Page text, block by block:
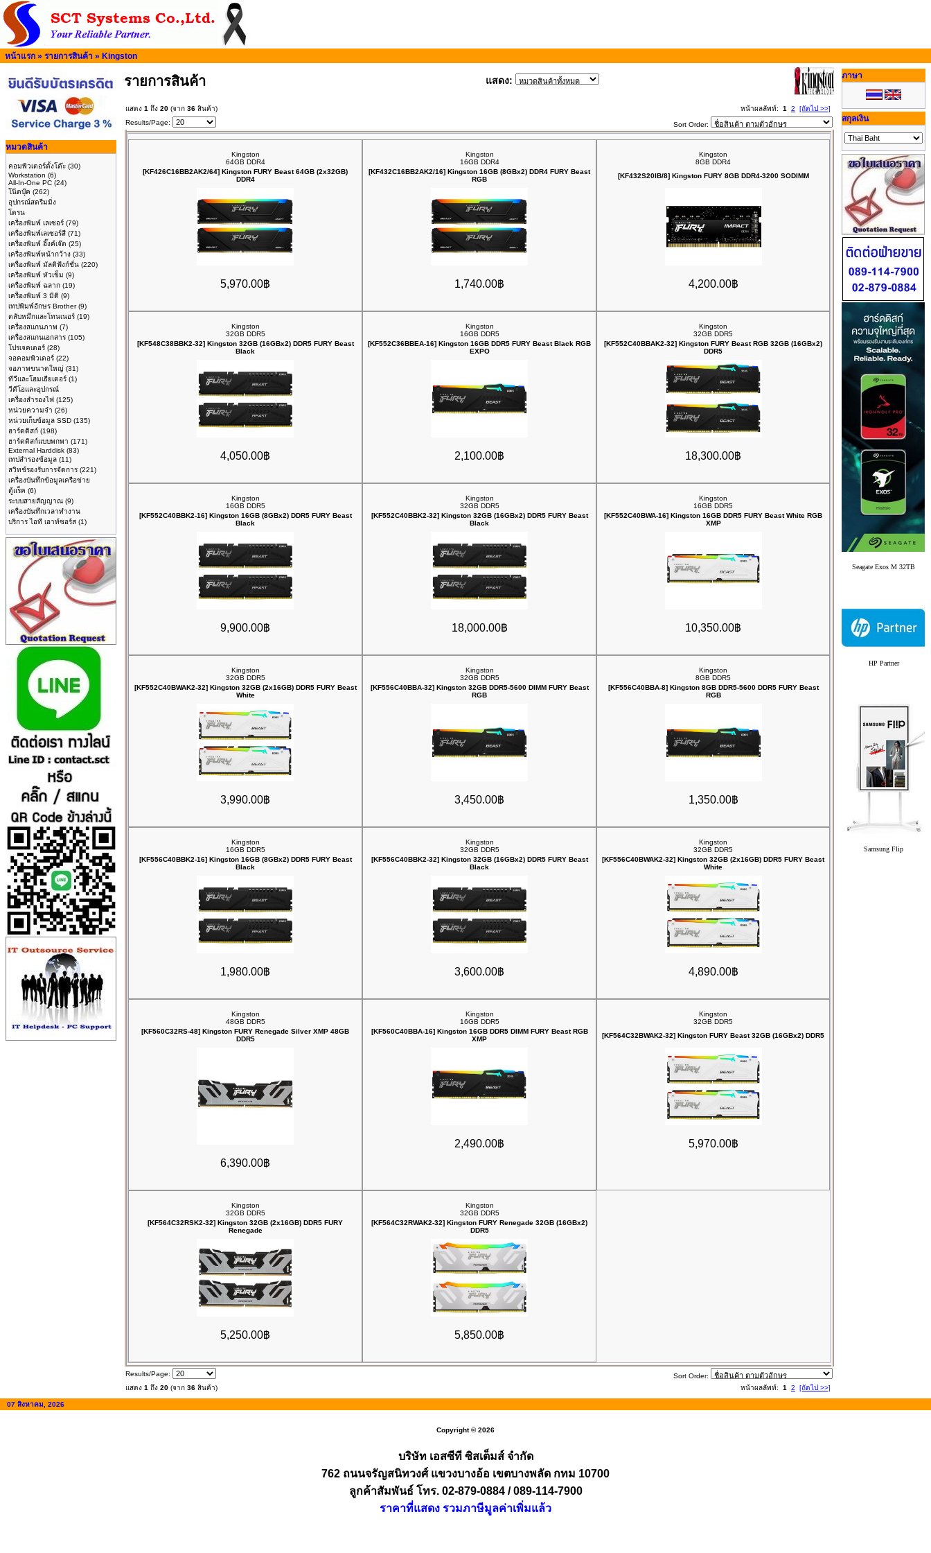
หน้าแรก » รายการสินค้า » Kingston
หมวดสินค้า
คอมพิวเตอร์ตั้งโต๊ะ (30)
Workstation (6)
All-In-One PC (24)
โน๊ตบุ๊ค (262)
อุปกรณ์สตรีมมิ่ง
โดรน
เครื่องพิมพ์ เลเซอร์ (79)
เครื่องพิมพ์เลเซอร์สี (71)
เครื่องพิมพ์ อิ๊งค์เจ๊ต (25)
เครื่องพิมพ์หน้ากว้าง (33)
เครื่องพิมพ์ มัลติฟังก์ชั่น (220)
เครื่องพิมพ์ หัวเข็ม (9)
เครื่องพิมพ์ ฉลาก (19)
เครื่องพิมพ์ 3 มิติ (9)
เทปพิมพ์อักษร Brother(9)
ตลับหมึกและโทนเนอร์ (19)
เครื่องสแกนภาพ (7)
เครื่องสแกนเอกสาร (105)
โปรเจคเตอร์ (28)
จอคอมพิวเตอร์ (22)
จอภาพขนาดใหญ่ (31)
ทีวีและโฮมเธียเตอร์ (1)
วีดีโอและอุปกรณ์
เครื่องสำรองไฟ (125)
หน่วยความจำ (26)
หน่วยเก็บข้อมูล SSD (135)
ฮาร์ดดิสก์ (198)
ฮาร์ดดิสก์แบบพกพา (171)
External Harddisk (83)
เทปสำรองข้อมูล (11)
สวิทช์รองรับการจัดการ (221)
เครื่องบันทึกข้อมูลเครือข่าย
ตู้แร็ค (6)
ระบบสายสัญญาณ (9)
เครื่องบันทึกเวลาทำงาน
บริการ ไอที เอาท์ซอร์ส (1)
รายการสินค้า แสดง:
แสดง 1 ถึง 20 (จาก 36 สินค้า) หน้าผลลัพท์: 1 2
[ถัดไป >>]
Results/Page:
Sort Order:
Kingston
64GB DDR4
[KF426C16BB2AK2/64] Kingston FURY Beast 64GB (2x32GB)
DDR4
5,970.00฿
Kingston
16GB DDR4
[KF432C16BB2AK2/16] Kingston 16GB (8GBx2) DDR4 FURY Beast
RGB
1,740.00฿
Kingston
8GB DDR4
[KF432S20IB/8] Kingston FURY 8GB DDR4-3200 SODIMM
4,200.00฿
Kingston
32GB DDR5
[KF548C38BBK2-32] Kingston 32GB (16GBx2) DDR5 FURY Beast
Black
4,050.00฿
Kingston
16GB DDR5
[KF552C36BBEA-16] Kingston 16GB DDR5 FURY Beast Black RGB
EXPO
2,100.00฿
Kingston
32GB DDR5
[KF552C40BBAK2-32] Kingston FURY Beast RGB 32GB (16GBx2)
DDR5
18,300.00฿
Kingston
16GB DDR5
[KF552C40BBK2-16] Kingston 16GB (8GBx2) DDR5 FURY Beast
Black
9,900.00฿
Kingston
32GB DDR5
[KF552C40BBK2-32] Kingston 32GB (16GBx2) DDR5 FURY Beast
Black
18,000.00฿
Kingston
16GB DDR5
[KF552C40BWA-16] Kingston 16GB DDR5 FURY Beast White RGB
XMP
10,350.00฿
Kingston
32GB DDR5
[KF552C40BWAK2-32] Kingston 32GB (2x16GB) DDR5 FURY Beast
White
3,990.00฿
Kingston
32GB DDR5
[KF556C40BBA-32] Kingston 32GB DDR5-5600 DIMM FURY Beast
RGB
3,450.00฿
Kingston
8GB DDR5
[KF556C40BBA-8] Kingston 8GB DDR5-5600 DDR5 FURY Beast
RGB
1,350.00฿
Kingston
16GB DDR5
[KF556C40BBK2-16] Kingston 16GB (8GBx2) DDR5 FURY Beast
Black
1,980.00฿
Kingston
32GB DDR5
[KF556C40BBK2-32] Kingston 32GB (16GBx2) DDR5 FURY Beast
Black
3,600.00฿
Kingston
32GB DDR5
[KF556C40BWAK2-32] Kingston 32GB (2x16GB) DDR5 FURY Beast
White
4,890.00฿
Kingston
48GB DDR5
[KF560C32RS-48] Kingston FURY Renegade Silver XMP 48GB
DDR5
6,390.00฿
Kingston
16GB DDR5
[KF560C40BBA-16] Kingston 16GB DDR5 DIMM FURY Beast RGB
XMP
2,490.00฿
Kingston
32GB DDR5
[KF564C32BWAK2-32] Kingston FURY Beast 32GB (16GBx2) DDR5
5,970.00฿
Kingston
32GB DDR5
[KF564C32RSK2-32] Kingston 32GB (2x16GB) DDR5 FURY
Renegade
5,250.00฿
Kingston
32GB DDR5
[KF564C32RWAK2-32] Kingston FURY Renegade 32GB (16GBx2)
DDR5
5,850.00฿
Results/Page:
Sort Order:
แสดง 1 ถึง 20 (จาก 36 สินค้า) หน้าผลลัพท์: 1 2 [ถัดไป >>]
ภาษา
สกุลเงิน
Seagate Exos M 32TB
HP Partner
Samsung Flip
07 สิงหาคม, 2026
Copyright © 2026
บริษัท เอสซีที ซิสเต็มส์ จำกัด
762 ถนนจรัญสนิทวงศ์ แขวงบางอ้อ เขตบางพลัด กทม 10700
ลูกค้าสัมพันธ์ โทร. 02-879-0884 / 089-114-7900
ราคาที่แสดง รวมภาษีมูลค่าเพิ่มแล้ว